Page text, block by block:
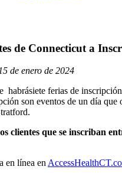
de Connecticut a
de enero de 2024
ferias de
son eventos de un día
clientes que se inscriban
en línea en